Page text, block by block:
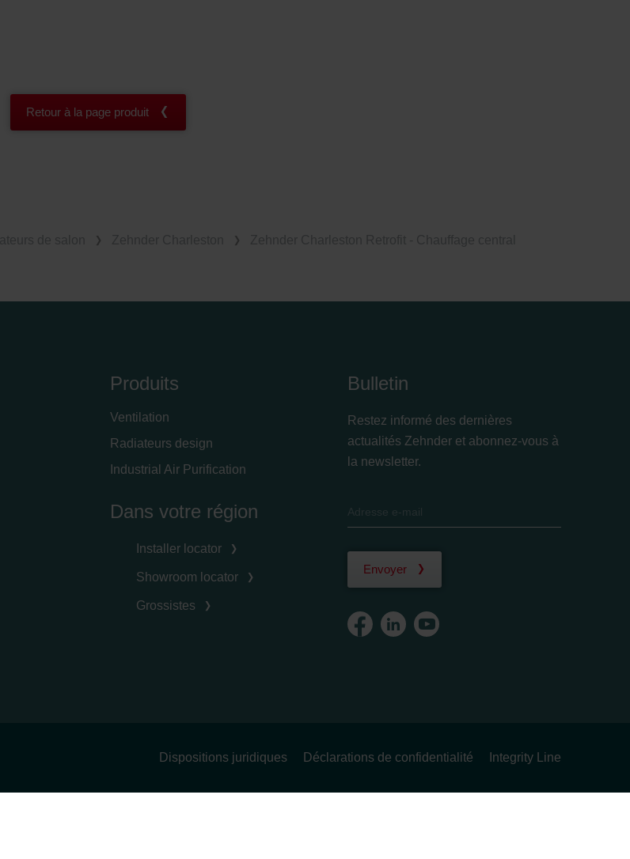
Retour à la page produit
Produits
Ventilation
Radiateurs design
Industrial Air Purification
Dans votre région
Installer locator
Showroom locator
Grossistes
Bulletin
Restez informé des dernières
actualités Zehnder et abonnez-vous à
la newsletter.
Envoyer
Dispositions juridiques Déclarations de confidentialité Integrity Line